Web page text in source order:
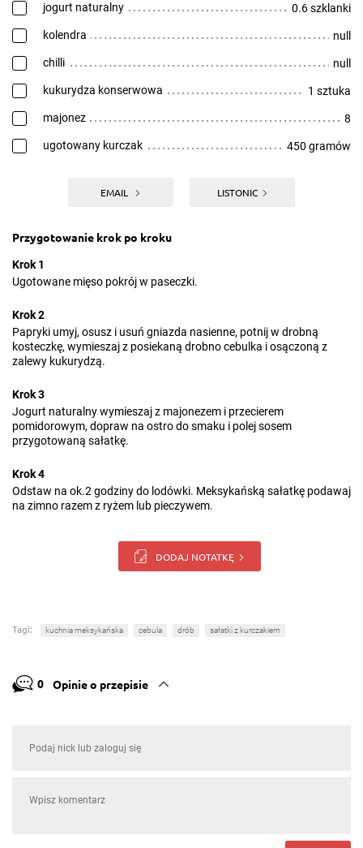
jogurt naturalny 0.6 szklanki
kolendra null
chilli null
kukurydza konserwowa 1 sztuka
majonez 8
ugotowany kurczak 450 gramów
EMAIL LISTONIC
Przygotowanie krok po kroku
Krok 1
Ugotowane mięso pokrój w paseczki.
Krok 2
Papryki umyj, osusz i usuń gniazda nasienne, potnij w drobną
kosteczkę, wymieszaj z posiekaną drobno cebulka i osączoną z
zalewy kukurydzą.
Krok 3
Jogurt naturalny wymieszaj z majonezem i przecierem
pomidorowym, dopraw na ostro do smaku i polej sosem
przygotowaną sałatkę.
Krok 4
Odstaw na ok.2 godziny do lodówki. Meksykańską sałatkę podawaj
na zimno razem z ryżem lub pieczywem.
DODAJ NOTATKĘ
Tagi: kuchnia meksykańska cebula drób sałatki z kurczakiem
0 Opinie o przepisie